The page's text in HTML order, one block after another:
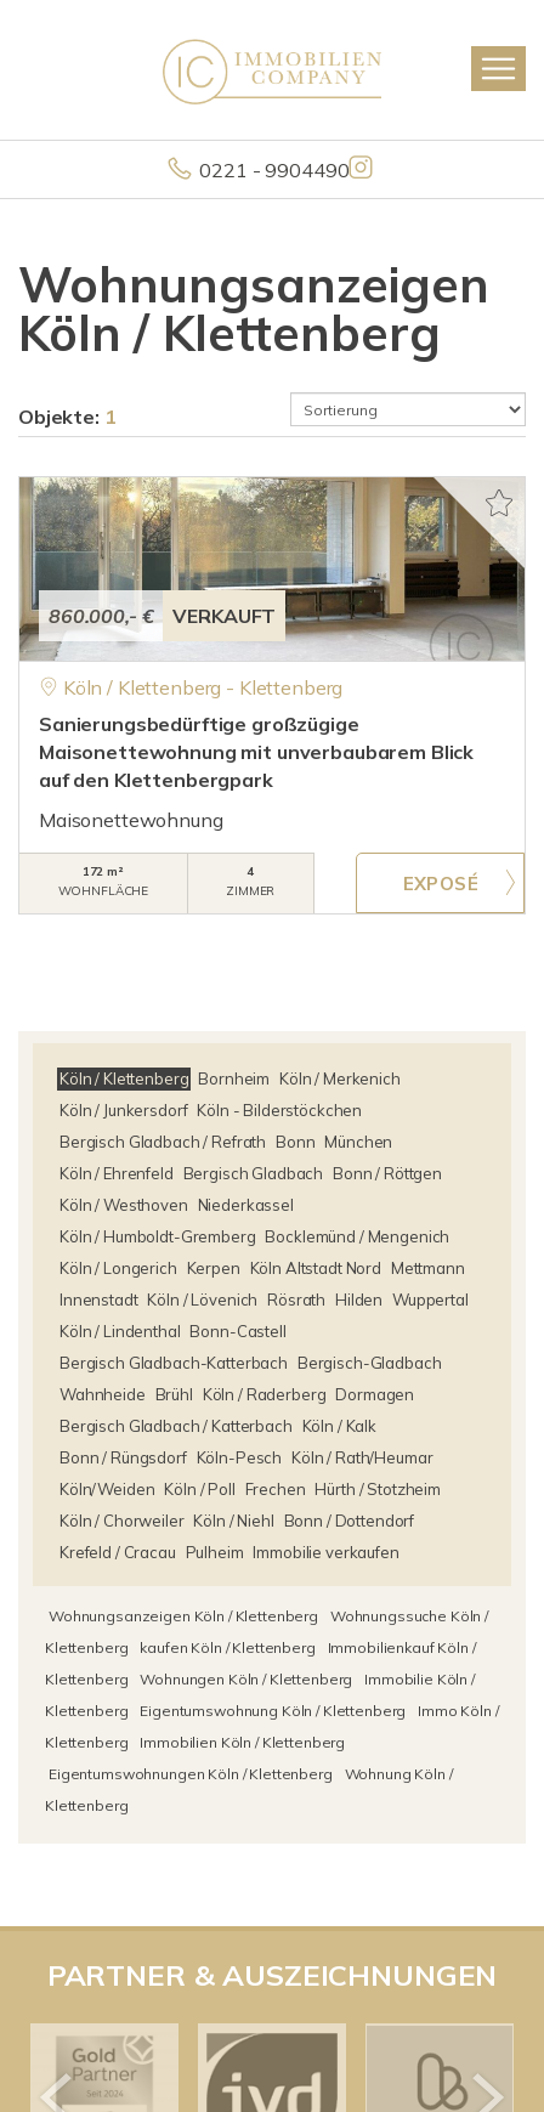
0221 - 9904490
Wohnungsanzeigen
Köln / Klettenberg
Objekte: 1
860.000,- € VERKAUFT
Köln / Klettenberg - Klettenberg
Sanierungsbedürftige großzügige
Maisonettewohnung mit unverbaubarem Blick
auf den Klettenbergpark
Maisonettewohnung
172 m²
WOHNFLÄCHE
4
ZIMMER
Köln / Klettenberg Bornheim
Köln / Merkenich
Köln / Junkersdorf Köln - Bilderstöckchen
Bergisch Gladbach / Refrath
Bonn München
Köln / Ehrenfeld
Bergisch Gladbach
Bonn / Röttgen
Köln / Westhoven
Niederkassel
Köln / Humboldt-Gremberg Bocklemünd / Mengenich
Köln / Longerich
Kerpen Köln Altstadt Nord
Mettmann
Innenstadt Köln / Lövenich Rösrath Hilden Wuppertal
Köln / Lindenthal Bonn-Castell
Bergisch Gladbach-Katterbach
Bergisch-Gladbach
Wahnheide
Brühl Köln / Raderberg Dormagen
Bergisch Gladbach / Katterbach
Köln / Kalk
Bonn / Rüngsdorf Köln-Pesch
Köln / Rath/Heumar
Köln/Weiden Köln / Poll Frechen Hürth / Stotzheim
Köln / Chorweiler Köln / Niehl
Bonn / Dottendorf
Krefeld / Cracau
Pulheim Immobilie verkaufen
Wohnungsanzeigen Köln / Klettenberg
Wohnungssuche Köln /
Klettenberg
kaufen Köln / Klettenberg
Immobilienkauf Köln /
Klettenberg
Wohnungen Köln / Klettenberg
Immobilie Köln /
Klettenberg
Eigentumswohnung Köln / Klettenberg
Immo Köln /
Klettenberg
Immobilien Köln / Klettenberg
Eigentumswohnungen Köln / Klettenberg
Wohnung Köln /
Klettenberg
PARTNER & AUSZEICHNUNGEN